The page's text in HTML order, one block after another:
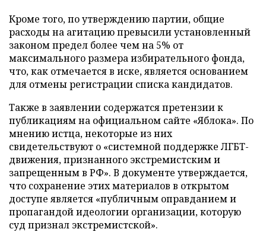
Кроме того, по утверждению партии, общие
расходы на агитацию превысили установленный
законом предел более чем на 5% от
максимального размера избирательного фонда,
что, как отмечается в иске, является основанием
для отмены регистрации списка кандидатов.
Также в заявлении содержатся претензии к
публикациям на официальном сайте «Яблока». По
мнению истца, некоторые из них
свидетельствуют о «системной поддержке ЛГБТ-
движения, признанного экстремистским и
запрещенным в РФ». В документе утверждается,
что сохранение этих материалов в открытом
доступе является «публичным оправданием и
пропагандой идеологии организации, которую
суд признал экстремистской».